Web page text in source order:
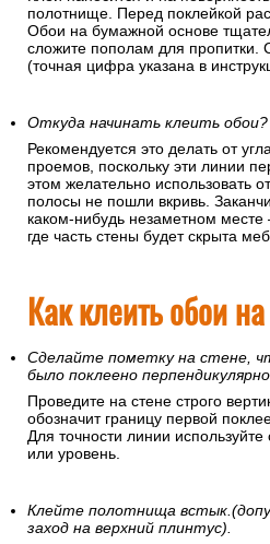
полотнище. Перед поклейкой
Обои на бумажной основе
сложите пополам для пропитки.
(точная цифра указана в
Откуда начинать клеить обои?
Рекомендуется это делать от
проемов, поскольку эти линии
этом желательно использовать
полосы не пошли вкривь.
каком-нибудь незаметном месте
где часть стены будет скрыта
Как клеить обои
Сделайте пометку на стене,
было поклеено
Проведите на стене строго
обозначит границу первой
Для точности линии
или уровень.
Клейте полотнища
заход на верхний плинтус).